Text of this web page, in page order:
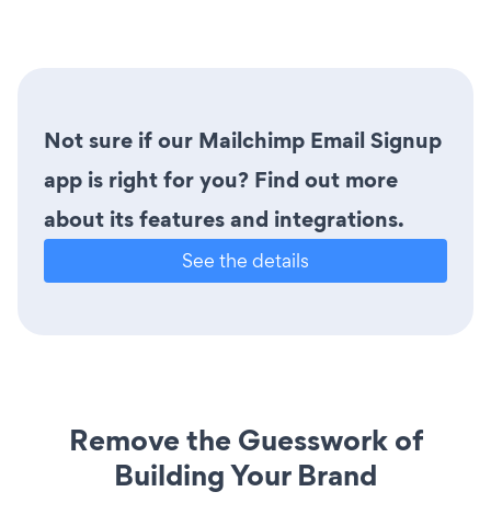
Not sure if our Mailchimp Email Signup
app is right for you? Find out more
about its features and integrations.
See the details
Remove the Guesswork of
Building Your Brand